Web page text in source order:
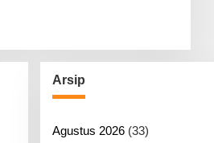
Arsip
Agustus 2026(33)